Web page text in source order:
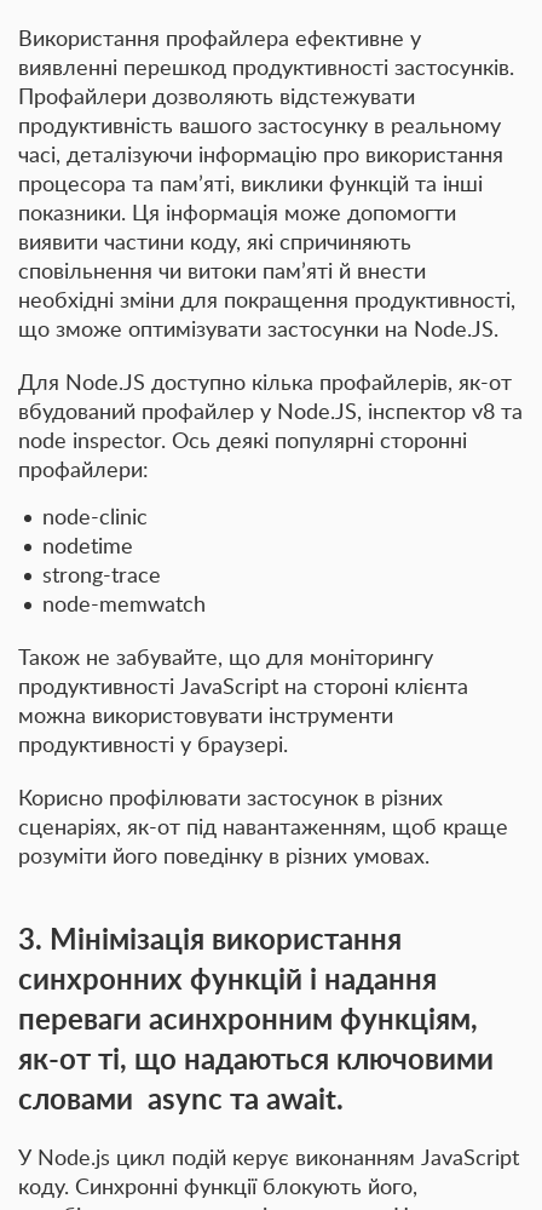
Використання профайлера ефективне у
виявленні перешкод продуктивності застосунків.
Профайлери дозволяють відстежувати
продуктивність вашого застосунку в реальному
часі, деталізуючи інформацію про використання
процесора та пам’яті, виклики функцій та інші
показники. Ця інформація може допомогти
виявити частини коду, які спричиняють
сповільнення чи витоки пам’яті й внести
необхідні зміни для покращення продуктивності,
що зможе оптимізувати застосунки на Node.JS.
Для Node.JS доступно кілька профайлерів, як-от
вбудований профайлер у Node.JS, інспектор v8 та
node inspector. Ось деякі популярні сторонні
профайлери:
node-clinic
nodetime
strong-trace
node-memwatch
Також не забувайте, що для моніторингу
продуктивності JavaScript на стороні клієнта
можна використовувати інструменти
продуктивності у браузері.
Корисно профілювати застосунок в різних
сценаріях, як-от під навантаженням, щоб краще
розуміти його поведінку в різних умовах.
3. Мінімізація використання
синхронних функцій і надання
переваги асинхронним функціям,
як-от ті, що надаються ключовими
словами async та await.
У Node.js цикл подій керує виконанням JavaScript
коду. Синхронні функції блокують його,